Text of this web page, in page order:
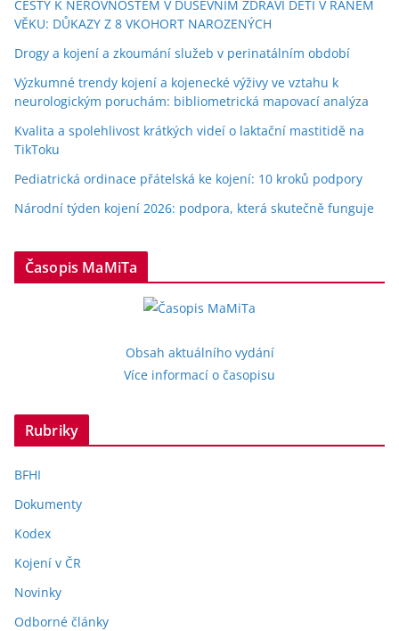
CESTY K NEROVNOSTEM V DUŠEVNÍM ZDRAVÍ DĚTÍ V RANÉM
VĚKU: DŮKAZY Z 8 VKOHORT NAROZENÝCH
Drogy a kojení a zkoumání služeb v perinatálním období
Výzkumné trendy kojení a kojenecké výživy ve vztahu k
neurologickým poruchám: bibliometrická mapovací analýza
Kvalita a spolehlivost krátkých videí o laktační mastitidě na
TikToku
Pediatrická ordinace přátelská ke kojení: 10 kroků podpory
Národní týden kojení 2026: podpora, která skutečně funguje
Časopis MaMiTa
Obsah aktuálního vydání
Více informací o časopisu
Rubriky
BFHI
Dokumenty
Kodex
Kojení v ČR
Novinky
Odborné články